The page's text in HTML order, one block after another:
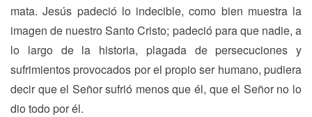
mata. Jesús padeció lo indecible, como bien muestra la
imagen de nuestro Santo Cristo; padeció para que nadie, a
lo largo de la historia, plagada de persecuciones y
sufrimientos provocados por el propio ser humano, pudiera
decir que el Señor sufrió menos que él, que el Señor no lo
dio todo por él.